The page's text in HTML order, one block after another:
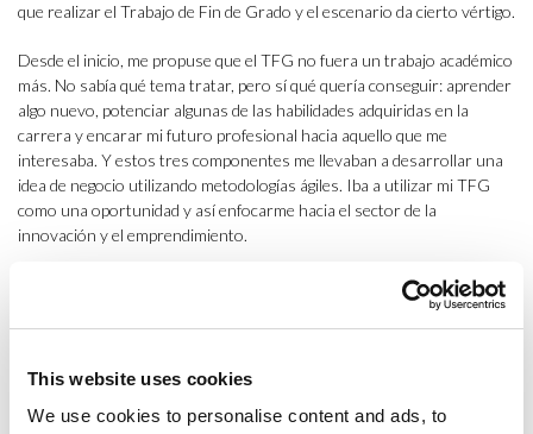
This website uses cookies
We use cookies to personalise content and ads, to
que realizar el Trabajo de Fin de Grado y el escenario da cierto vértigo.
Desde el inicio, me propuse que el TFG no fuera un trabajo académico
más. No sabía qué tema tratar, pero sí qué quería conseguir: aprender
algo nuevo, potenciar algunas de las habilidades adquiridas en la
carrera y encarar mi futuro profesional hacia aquello que me
interesaba. Y estos tres componentes me llevaban a desarrollar una
idea de negocio utilizando metodologías ágiles. Iba a utilizar mi TFG
como una oportunidad y así enfocarme hacia el sector de la
innovación y el emprendimiento.
Empecé por identificar una problemática en el mercado y plantearme el
reto de aportar ideas para solucionarla. Todo ello invirtiendo los
mínimos recursos posibles y centrándome en el cliente, ya que utilicé
Mi idea de negocio inicial trataba de solucionar las necesidades de los